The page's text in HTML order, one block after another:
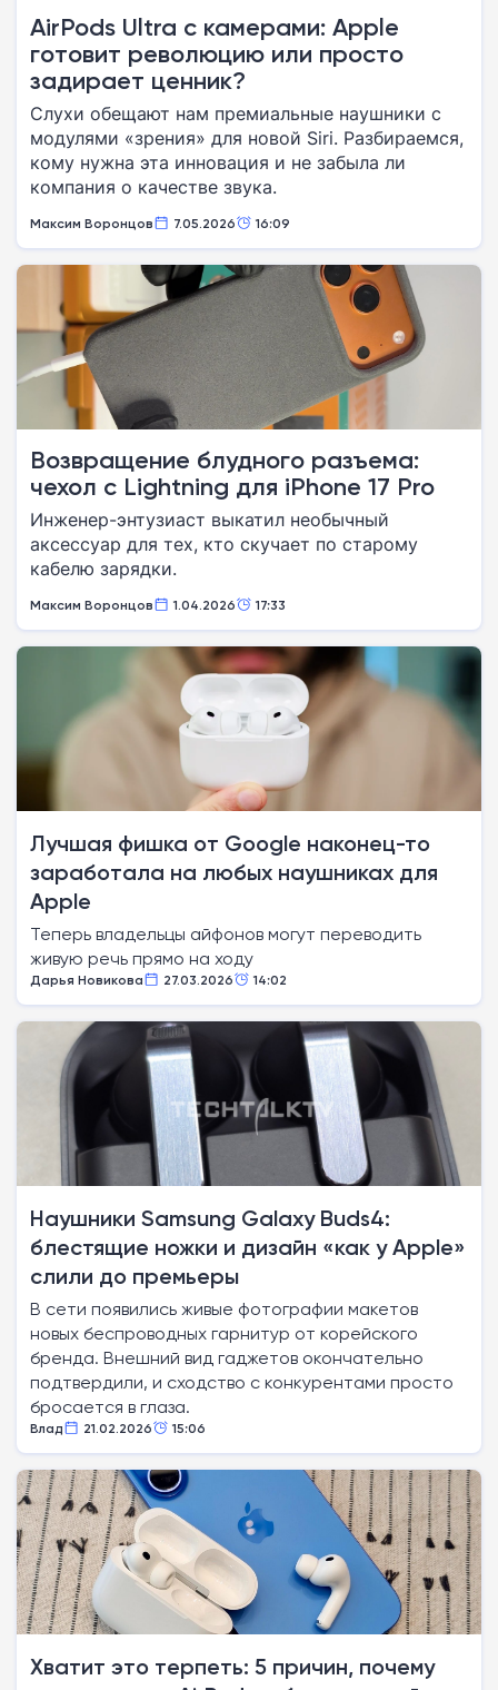
AirPods Ultra с камерами: Apple
готовит революцию или просто
задирает ценник?
Слухи обещают нам премиальные наушники с
модулями «зрения» для новой Siri. Разбираемся,
кому нужна эта инновация и не забыла ли
компания о качестве звука.
Максим Воронцов 7.05.2026 16:09
Возвращение блудного разъема:
чехол с Lightning для iPhone 17 Pro
Инженер-энтузиаст выкатил необычный
аксессуар для тех, кто скучает по старому
кабелю зарядки.
Максим Воронцов 1.04.2026 17:33
Лучшая фишка от Google наконец-то
заработала на любых наушниках для
Apple
Теперь владельцы айфонов могут переводить
живую речь прямо на ходу
Дарья Новикова 27.03.2026 14:02
Наушники Samsung Galaxy Buds4:
блестящие ножки и дизайн «как у Apple»
слили до премьеры
В сети появились живые фотографии макетов
новых беспроводных гарнитур от корейского
бренда. Внешний вид гаджетов окончательно
подтвердили, и сходство с конкурентами просто
бросается в глаза.
Влад 21.02.2026 15:06
Хватит это терпеть: 5 причин, почему